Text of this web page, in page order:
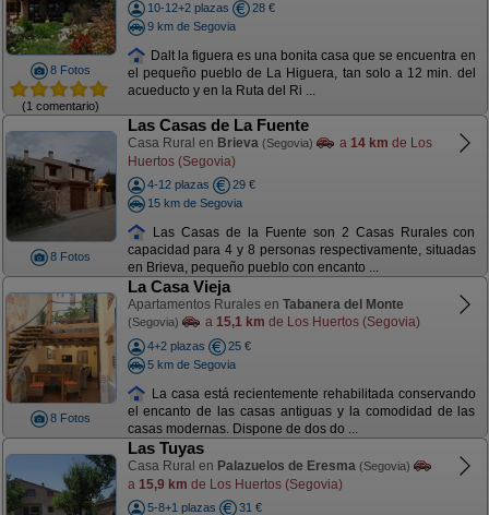
8 Fotos
(1 comentario)
10-12+2 plazas
28 €
9 km de Segovia
Dalt la figuera es una bonita casa que se encuentra en
el pequeño pueblo de La Higuera, tan solo a 12 min. del
acueducto y en la Ruta del Ri ...
8 Fotos
Las Casas de La Fuente
Casa Rural en Brieva (Segovia) a 14 km de Los
Huertos (Segovia)
4-12 plazas
29 €
15 km de Segovia
Las Casas de la Fuente son 2 Casas Rurales con
capacidad para 4 y 8 personas respectivamente, situadas
en Brieva, pequeño pueblo con encanto ...
8 Fotos
La Casa Vieja
Apartamentos Rurales en Tabanera del Monte
(Segovia) a 15,1 km de Los Huertos (Segovia)
4+2 plazas
25 €
5 km de Segovia
La casa está recientemente rehabilitada conservando
el encanto de las casas antiguas y la comodidad de las
casas modernas. Dispone de dos do ...
Las Tuyas
Casa Rural en Palazuelos de Eresma (Segovia)
a 15,9 km de Los Huertos (Segovia)
5-8+1 plazas
31 €